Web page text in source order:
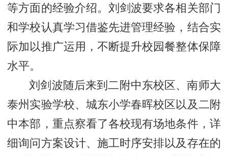
等方面的经验介绍。刘剑波要求各相关部门
和学校认真学习借鉴先进管理经验，结合实
际加以推广运用，不断提升校园餐整体保障
水平。
刘剑波随后来到二附中东校区、南师大
泰州实验学校、城东小学春晖校区以及二附
中本部，重点察看了各校现有场地条件，详
细询问方案设计、施工时序安排以及存在的